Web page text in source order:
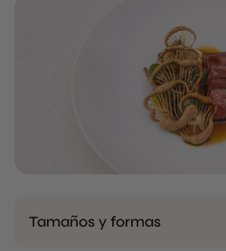
Tamaños y formas